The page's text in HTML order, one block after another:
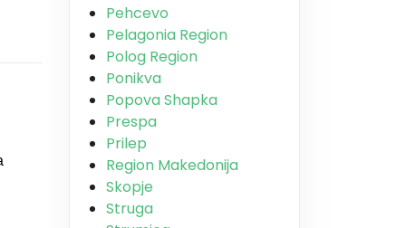
Pehcevo
Pelagonia Region
Polog Region
Ponikva
Popova Shapka
Prespa
Prilep
Region Makedonija
Skopje
Struga